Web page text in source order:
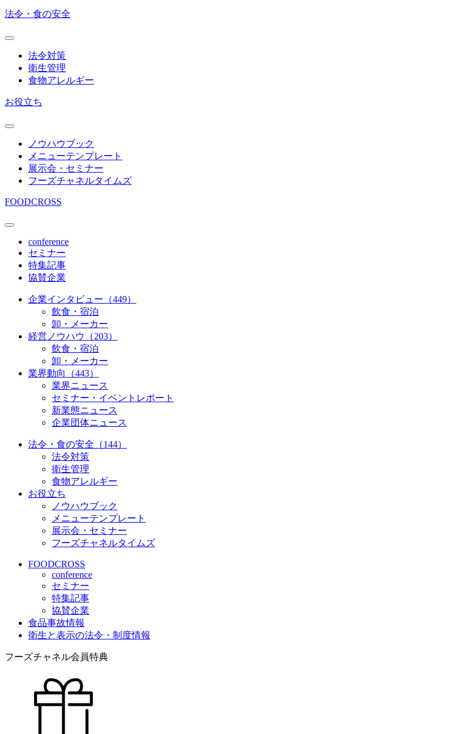
法令・食の安全
法令対策
衛生管理
食物アレルギー
お役立ち
ノウハウブック
メニューテンプレート
展示会・セミナー
フーズチャネルタイムズ
FOODCROSS
conference
セミナー
特集記事
協賛企業
企業インタビュー（449）
飲食・宿泊
卸・メーカー
経営ノウハウ（203）
飲食・宿泊
卸・メーカー
業界動向（443）
業界ニュース
セミナー・イベントレポート
新業態ニュース
企業団体ニュース
法令・食の安全（144）
法令対策
衛生管理
食物アレルギー
お役立ち
ノウハウブック
メニューテンプレート
展示会・セミナー
フーズチャネルタイムズ
FOODCROSS
conference
セミナー
特集記事
協賛企業
食品事故情報
衛生と表示の法令・制度情報
フーズチャネル会員特典